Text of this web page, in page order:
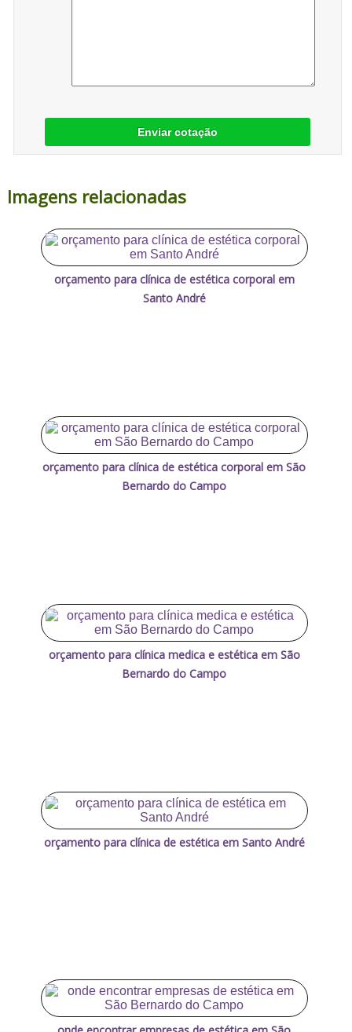
Enviar cotação
Imagens relacionadas
orçamento para clínica de estética corporal em
Santo André
orçamento para clínica de estética corporal em São
Bernardo do Campo
orçamento para clínica medica e estética em São
Bernardo do Campo
orçamento para clínica de estética em Santo André